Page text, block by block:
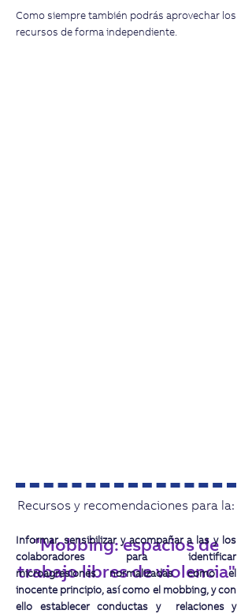
Como siempre también podrás aprovechar los
recursos de forma independiente.
Recursos y recomendaciones para la:
"Mobbing: espacios de
trabajo libres de violencia"
Informar, sensibilizar y acompañar a las y los
colaboradores para identificar
microagresiones normalizadas como el
inocente principio, así como el mobbing, y con
ello establecer conductas y relaciones y